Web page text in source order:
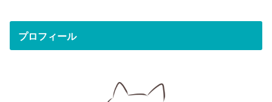
プロフィール